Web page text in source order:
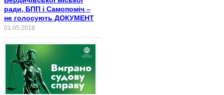
ради, БПП і Самопоміч –
не голосують ДОКУМЕНТ
01.05.2018